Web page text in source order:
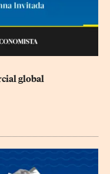
global